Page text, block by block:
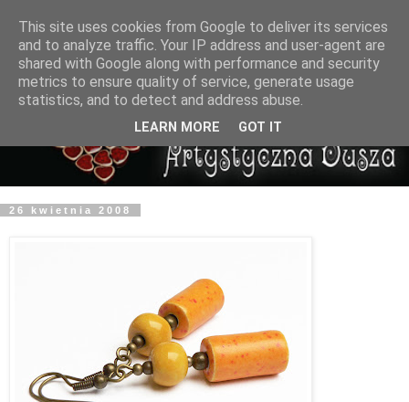
26 kwietnia 2008
This site uses cookies from Google to deliver its services
and to analyze traffic. Your IP address and user-agent are
shared with Google along with performance and security
metrics to ensure quality of service, generate usage
statistics, and to detect and address abuse.
LEARN MORE GOT IT